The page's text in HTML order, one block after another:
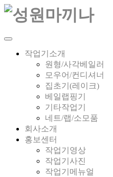
작업기소개
원형/사각베일러
모우어/컨디셔너
집초기(레이크)
베일랩핑기
기타작업기
네트/랩/소모품
회사소개
홍보센터
작업기영상
작업기사진
작업기메뉴얼